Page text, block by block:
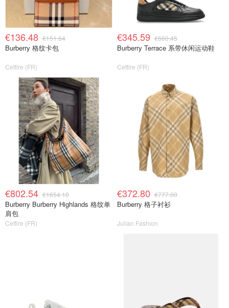
€136.48 €151.64
Burberry 格纹卡包
Cettire (FR)
€345.59 €660.45
Burberry Terrace 系带休闲运动鞋
Cettire (FR)
€802.54 €1654.10
Burberry Burberry Highlands 格纹单
肩包
Cettire (FR)
€372.80 €777.00
Burberry 格子衬衫
Julian Fashion